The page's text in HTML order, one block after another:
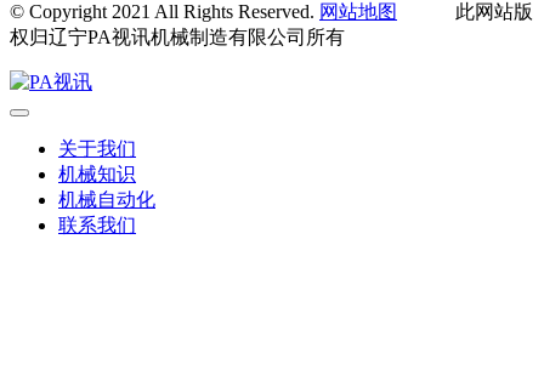
© Copyright 2021 All Rights Reserved. 网站地图
此网站版
权归辽宁PA视讯机械制造有限公司所有
关于我们
机械知识
机械自动化
联系我们